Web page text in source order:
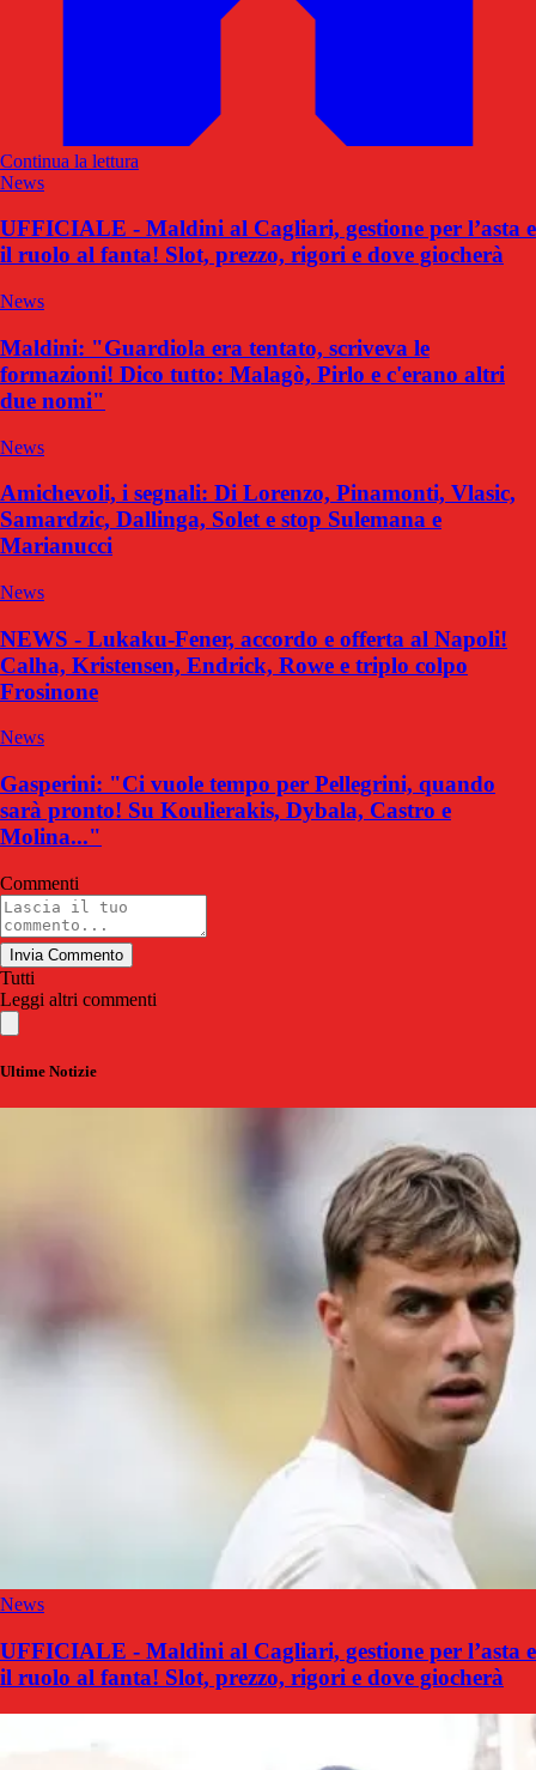
Continua la lettura
News
UFFICIALE - Maldini al Cagliari, gestione per l’asta e
il ruolo al fanta! Slot, prezzo, rigori e dove giocherà
News
Maldini: "Guardiola era tentato, scriveva le
formazioni! Dico tutto: Malagò, Pirlo e c'erano altri
due nomi"
News
Amichevoli, i segnali: Di Lorenzo, Pinamonti, Vlasic,
Samardzic, Dallinga, Solet e stop Sulemana e
Marianucci
News
NEWS - Lukaku-Fener, accordo e offerta al Napoli!
Calha, Kristensen, Endrick, Rowe e triplo colpo
Frosinone
News
Gasperini: "Ci vuole tempo per Pellegrini, quando
sarà pronto! Su Koulierakis, Dybala, Castro e
Molina..."
Commenti
Invia Commento
Tutti
Leggi altri commenti
Ultime Notizie
News
UFFICIALE - Maldini al Cagliari, gestione per l’asta e
il ruolo al fanta! Slot, prezzo, rigori e dove giocherà